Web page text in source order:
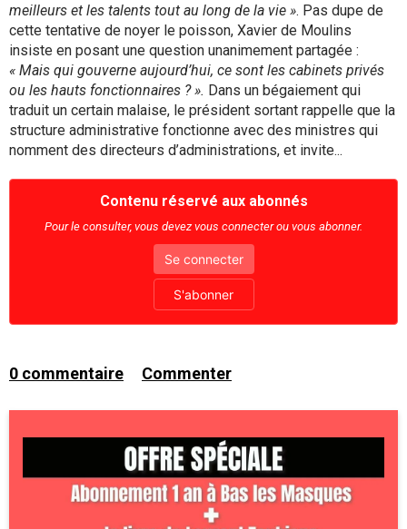
meilleurs et les talents tout au long de la vie ». Pas dupe de
cette tentative de noyer le poisson, Xavier de Moulins
insiste en posant une question unanimement partagée :
« Mais qui gouverne aujourd’hui, ce sont les cabinets privés
ou les hauts fonctionnaires ? ». Dans un bégaiement qui
traduit un certain malaise, le président sortant rappelle que la
structure administrative fonctionne avec des ministres qui
nomment des directeurs d’administrations, et invite...
Contenu réservé aux abonnés
Pour le consulter, vous devez vous connecter ou vous abonner.
Se connecter
S'abonner
0 commentaire Commenter